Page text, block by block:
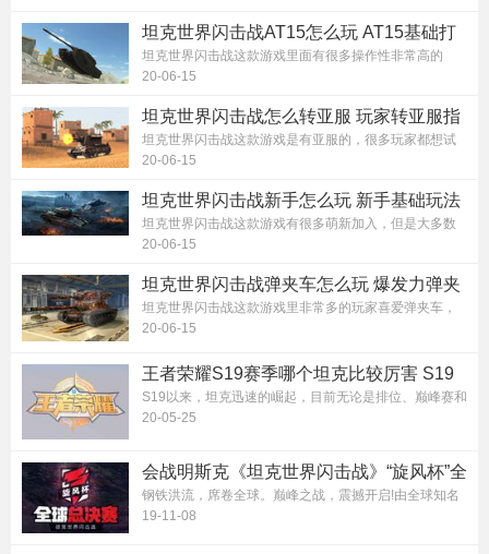
坦克世界闪击战AT15怎么玩 AT15基础打
法指南
坦克世界闪击战这款游戏里面有很多操作性非常高的
车，这让玩家在很多车种之间很犹豫不...
20-06-15
坦克世界闪击战怎么转亚服 玩家转亚服指
南
坦克世界闪击战这款游戏是有亚服的，很多玩家都想试
试在亚服玩是什么样的体验，其实亚...
20-06-15
坦克世界闪击战新手怎么玩 新手基础玩法
攻略
坦克世界闪击战这款游戏有很多萌新加入，但是大多数
玩家判断其它玩家是否为萌新时依据...
20-06-15
坦克世界闪击战弹夹车怎么玩 爆发力弹夹
车详细指南
坦克世界闪击战这款游戏里非常多的玩家喜爱弹夹车，
这种车辆拥有易于其它车种的独特机...
20-06-15
王者荣耀S19赛季哪个坦克比较厉害 S19
赛季坦克强势度排行榜
S19以来，坦克迅速的崛起，目前无论是排位、巅峰赛和
KPL职业联赛，坦...
20-05-25
会战明斯克《坦克世界闪击战》“旋风杯”全
球总决赛盛大启幕
钢铁洪流，席卷全球。巅峰之战，震撼开启!由全球知名
战争游戏开发商Wargaming倾力研发...
19-11-08